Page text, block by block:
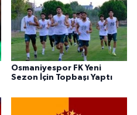
Osmaniyespor FK Yeni
Sezon İçin Topbaşı Yaptı